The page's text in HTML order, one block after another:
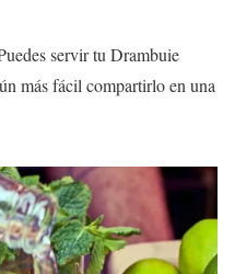
servir tu Drambuie
más fácil compartirlo en una